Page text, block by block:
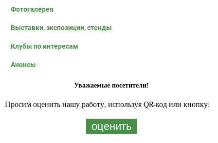
Фотогалерея
Выставки, экспозиции, стенды
Клубы по интересам
Анонсы
Уважаемые посетители!
Просим оценить нашу работу, используя QR-код или кнопку:
оценить